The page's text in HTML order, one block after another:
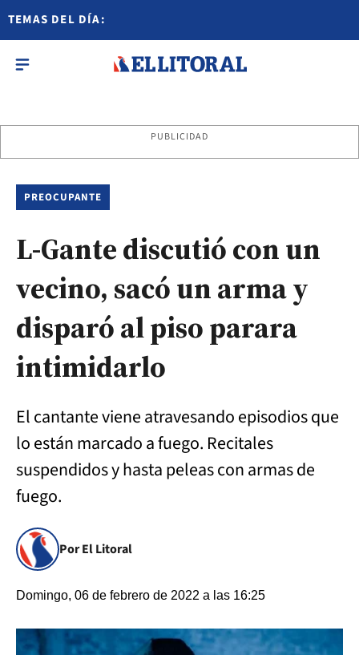
TEMAS DEL DÍA:
PUBLICIDAD
PREOCUPANTE
L-Gante discutió con un
vecino, sacó un arma y
disparó al piso parara
intimidarlo
El cantante viene atravesando episodios que
lo están marcado a fuego. Recitales
suspendidos y hasta peleas con armas de
fuego.
Por El Litoral
Domingo, 06 de febrero de 2022 a las 16:25